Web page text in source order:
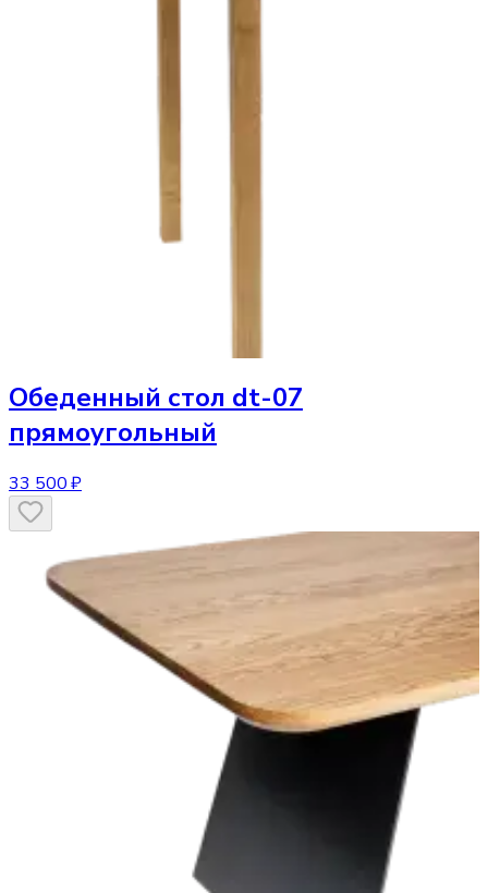
Обеденный стол dt-07
прямоугольный
33 500 ₽